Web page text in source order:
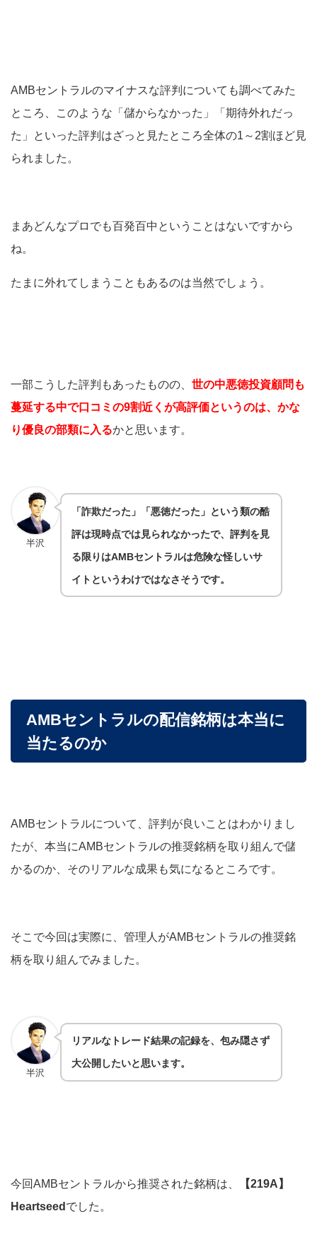
AMBセントラルのマイナスな評判についても調べてみた
ところ、このような「儲からなかった」「期待外れだっ
た」といった評判はざっと見たところ全体の1～2割ほど見
られました。
まあどんなプロでも百発百中ということはないですから
ね。
たまに外れてしまうこともあるのは当然でしょう。
一部こうした評判もあったものの、 世の中悪徳投資顧問も
蔓延する中で口コミの9割近くが高評価というのは、かな
り優良の部類に入るかと思います。
半沢
「詐欺だった」「悪徳だった」という類の酷
評は現時点では見られなかったで、評判を見
る限りはAMBセントラルは危険な怪しいサ
イトというわけではなさそうです。
AMBセントラルの配信銘柄は本当に
当たるのか
AMBセントラルについて、評判が良いことはわかりまし
たが、本当にAMBセントラルの推奨銘柄を取り組んで儲
かるのか、そのリアルな成果も気になるところです。
そこで今回は実際に、管理人がAMBセントラルの推奨銘
柄を取り組んでみました。
半沢
リアルなトレード結果の記録を、包み隠さず
大公開したいと思います。
今回AMBセントラルから推奨された銘柄は、
【219A】
Heartseedでした。